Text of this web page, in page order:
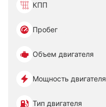
КПП
Пробег
Объем двигателя
Мощность двигателя
Тип двигателя